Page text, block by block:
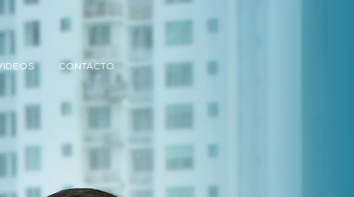
CONTACTO